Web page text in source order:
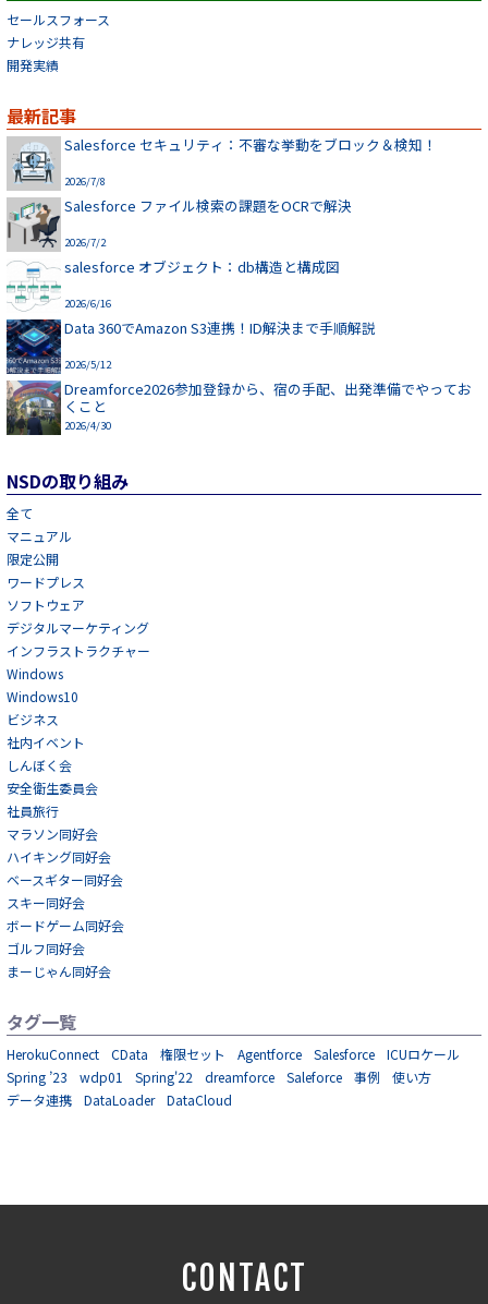
セールスフォース
ナレッジ共有
開発実績
最新記事
Salesforce セキュリティ：不審な挙動をブロック＆検知！
2026/7/8
Salesforce ファイル検索の課題をOCRで解決
2026/7/2
salesforce オブジェクト：db構造と構成図
2026/6/16
Data 360でAmazon S3連携！ID解決まで手順解説
2026/5/12
Dreamforce2026参加登録から、宿の手配、出発準備でやってお
くこと
2026/4/30
NSDの取り組み
全て
マニュアル
限定公開
ワードプレス
ソフトウェア
デジタルマーケティング
インフラストラクチャー
Windows
Windows10
ビジネス
社内イベント
しんぼく会
安全衛生委員会
社員旅行
マラソン同好会
ハイキング同好会
ベースギター同好会
スキー同好会
ボードゲーム同好会
ゴルフ同好会
まーじゃん同好会
タグ一覧
HerokuConnect CData 権限セット Agentforce Salesforce
ICUロケール
Spring ’23
wdp01 Spring'22 dreamforce Saleforce 事例
使い方
データ連携
DataLoader DataCloud
CONTACT